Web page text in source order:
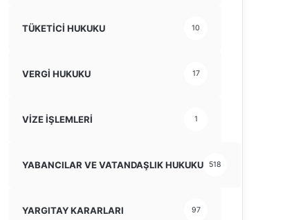
TÜKETİCİ HUKUKU 10
VERGİ HUKUKU 17
VİZE İŞLEMLERİ 1
YABANCILAR VE VATANDAŞLIK HUKUKU 518
YARGITAY KARARLARI 97